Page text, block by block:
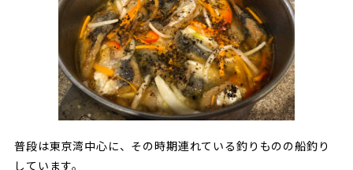
普段は東京湾中心に、その時期連れている釣りものの船釣り
しています。